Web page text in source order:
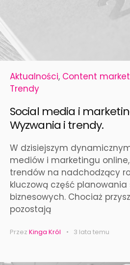
Aktualności, Content
Trendy
Social media i
Wyzwania i trendy.
W dzisiejszym
mediów i marketingu
trendów na nadchodzący
kluczową część
biznesowych. Chociaż
pozostają
Przez Kinga Król 3 lata temu